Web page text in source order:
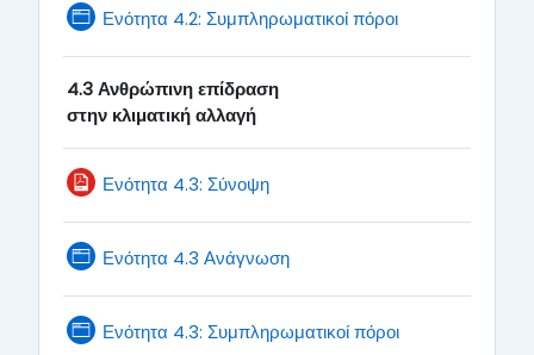
Ενότητα 4.2: Συμπληρωματικοί πόροιPage
4.3 Ανθρώπινη επίδραση
στην κλιματικήαλλαγή
Ενότητα 4.3: ΣύνοψηFile
Ενότητα 4.3 ΑνάγνωσηPage
Ενότητα 4.3: Συμπληρωματικοί πόροιPage